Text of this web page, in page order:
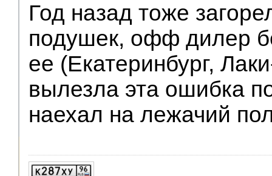
Год назад тоже
подушек, офф дилер
ее (Екатеринбург,
вылезла эта ошибка
наехал на лежачий